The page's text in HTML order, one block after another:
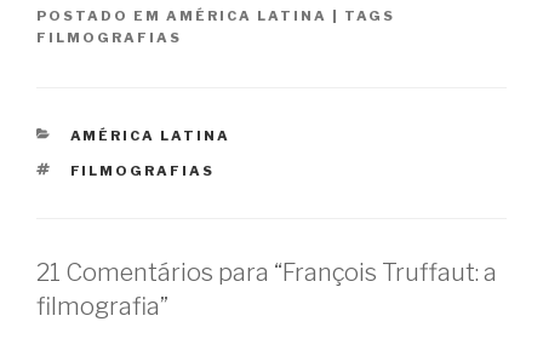
POSTADO EM AMÉRICA LATINA | TAGS
FILMOGRAFIAS
CATEGORIAS
AMÉRICA LATINA
TAGS
FILMOGRAFIAS
21 Comentários para “François Truffaut: a
filmografia”